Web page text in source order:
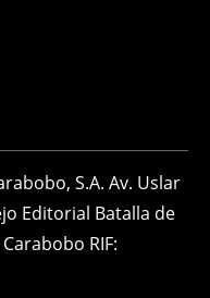
S.A. Av. Uslar
Editorial Batalla de
RIF: